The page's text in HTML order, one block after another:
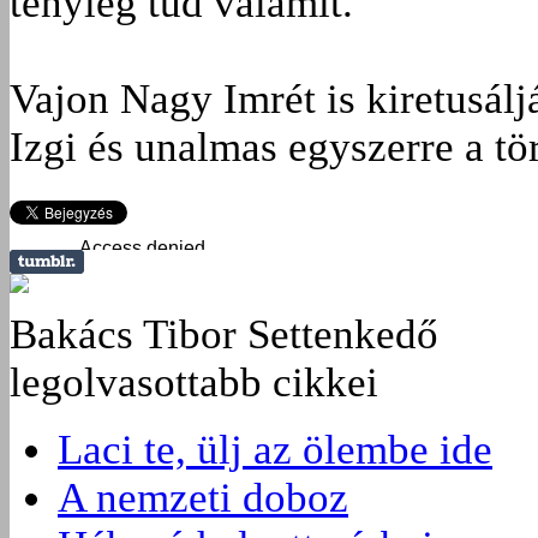
Vajon Nagy Imrét is
Izgi és unalmas egyszerre a
Bakács Tibor Settenkedő
legolvasottabb cikkei
Laci te, ülj az ölembe ide
A nemzeti doboz